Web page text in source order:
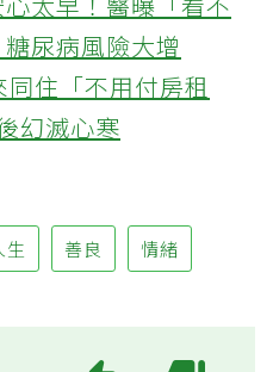
尿病風險大增
住「不用付房租
幻滅心寒
生 善良 情緒